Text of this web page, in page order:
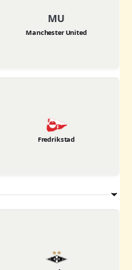
Manchester United
MU
Fredrikstad